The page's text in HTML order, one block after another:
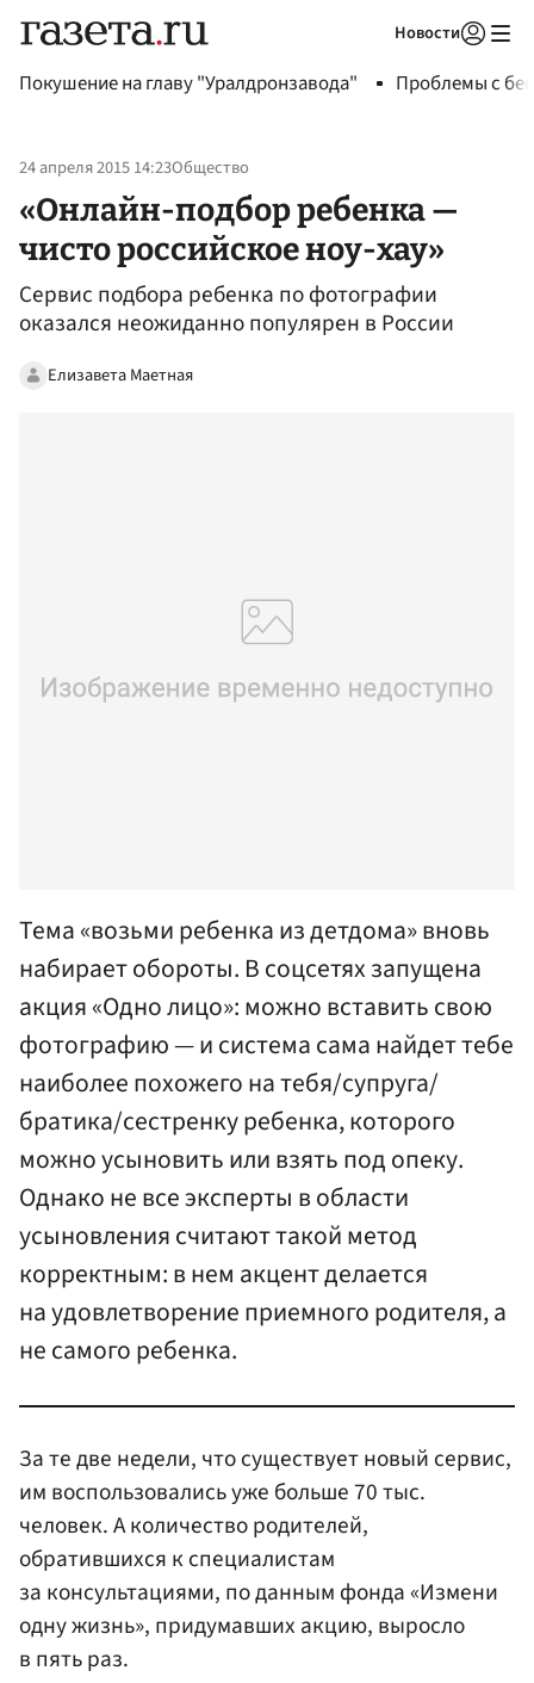
Новости
Покушение на главу "Уралдронзавода" Проблемы с
24 апреля 2015 14:23Общество
«Онлайн-подбор ребенка —
чисто российское ноу-хау»
Сервис подбора ребенка по фотографии
оказался неожиданно популярен в России
Елизавета Маетная
Тема «возьми ребенка из детдома» вновь
набирает обороты. В соцсетях запущена
акция «Одно лицо»: можно вставить свою
фотографию — и система сама найдет тебе
наиболее похожего на тебя/супруга/
братика/сестренку ребенка, которого
можно усыновить или взять под опеку.
Однако не все эксперты в области
усыновления считают такой метод
корректным: в нем акцент делается
на удовлетворение приемного родителя, а
не самого ребенка.
За те две недели, что существует новый сервис,
им воспользовались уже больше 70 тыс.
человек. А количество родителей,
обратившихся к специалистам
за консультациями, по данным фонда «Измени
одну жизнь», придумавших акцию, выросло
в пять раз.